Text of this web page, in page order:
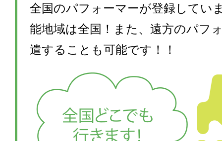
全国のパフォーマーが登録してい
能地域は全国！また、遠方のパフ
遣することも可能です！！